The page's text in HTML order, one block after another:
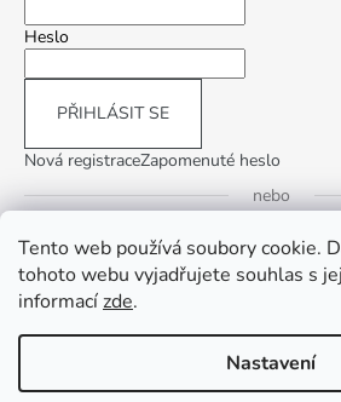
Tento web používá soubory cookie.
tohoto webu vyjadřujete souhlas s
informacízde.
Nastavení
Heslo
PŘIHLÁSIT SE
Nová registraceZapomenuté heslo
nebo
Přihlásit se